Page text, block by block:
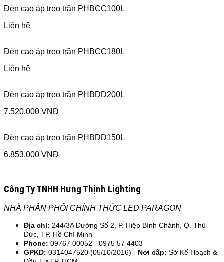
Đèn cao áp treo trần PHBCC100L
Liên hệ
Đèn cao áp treo trần PHBCC180L
Liên hệ
Đèn cao áp treo trần PHBDD200L
7.520.000 VNĐ
Đèn cao áp treo trần PHBDD150L
6.853.000 VNĐ
Công Ty TNHH Hưng Thịnh Lighting
NHÀ PHÂN PHỐI CHÍNH THỨC LED PARAGON
Địa chỉ: 244/3A Đường Số 2, P. Hiệp Bình Chánh, Q. Thủ
Đức, TP. Hồ Chí Minh
Phone: 09767 00052 - 0975 57 4403
GPKD: 0314047520 (05/10/2016) - Nơi cấp: Sở Kế Hoạch &